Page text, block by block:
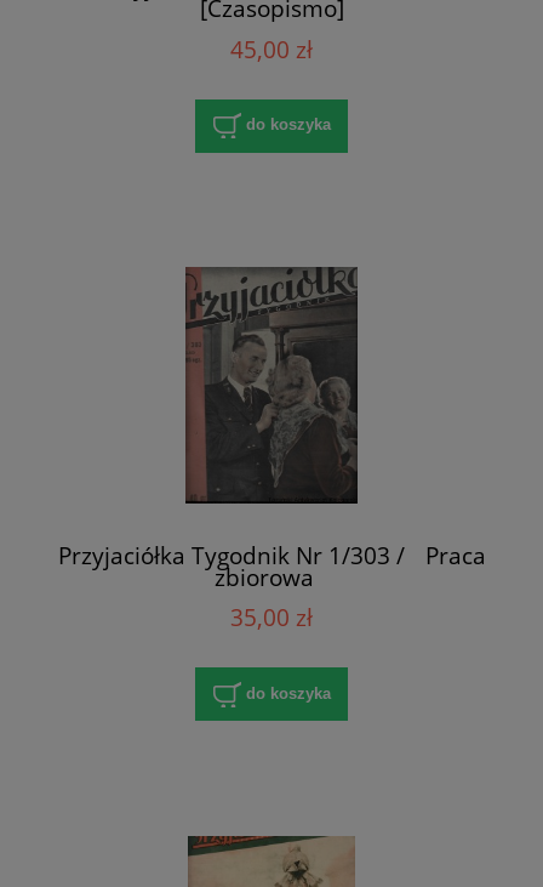
[Czasopismo]
45,00 zł
do koszyka
Przyjaciółka Tygodnik Nr 1/303 / Praca
zbiorowa
35,00 zł
do koszyka